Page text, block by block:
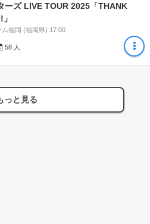
ーズ LIVE TOUR 2025「THANK
福岡 (福岡県) 17:00
58 人
っと見る